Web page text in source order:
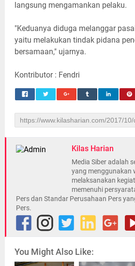
langsung mengamankan pelaku.
"Keduanya diduga melanggar
yaitu melakukan tindak pidana
bersamaan," ujarnya.
Kontributor : Fendri
Kilas Harian
Media Siber adalah
yang menggunakan
melaksanakan
memenuhi
Pers dan Standar Perusahaan Pers
Pers.
You Might Also Like: